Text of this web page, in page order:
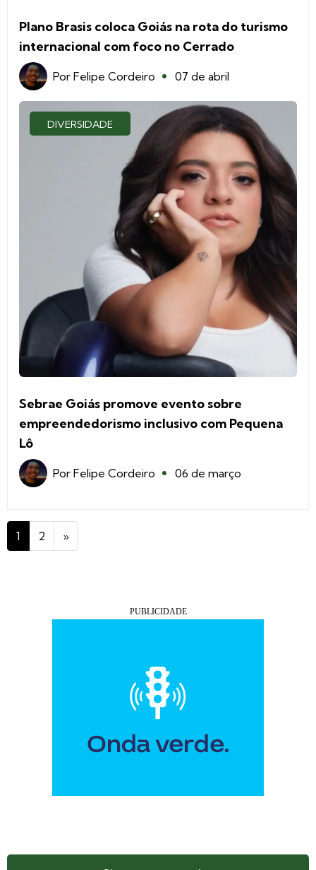
Plano Brasis coloca Goiás na rota do turismo
internacional com foco no Cerrado
Por Felipe Cordeiro 07 de abril
DIVERSIDADE
Sebrae Goiás promove evento sobre
empreendedorismo inclusivo com Pequena
Lô
Por Felipe Cordeiro 06 de março
1 2 »